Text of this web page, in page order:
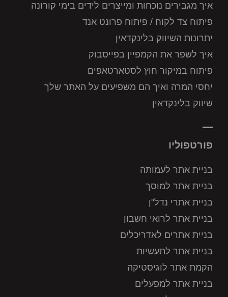
איך מגבירים נוכחות ומייצרים לידים בימי קורונה
פיתוח צד לקוח / פיתוח פרונט אנד
יתרונות השיווק בלינקדאין
איך לשפר את הקמפיין בפייסבוק
פיתוח במיקור חוץ לסטארטאפים
יחסי המרה ואיך הם משפיעים על האתר שלך
שיווק בלינקדאין
פורטפוליו
בניית אתר לעמותה
בניית אתר למוסך
בניית אתרי נדל"ן
בניית אתר לרואי חשבון
בניית אתרים לאדריכלים
בניית אתר לתעשיות
הקמת אתר לוגיסטיקה
בניית אתר למפעלים